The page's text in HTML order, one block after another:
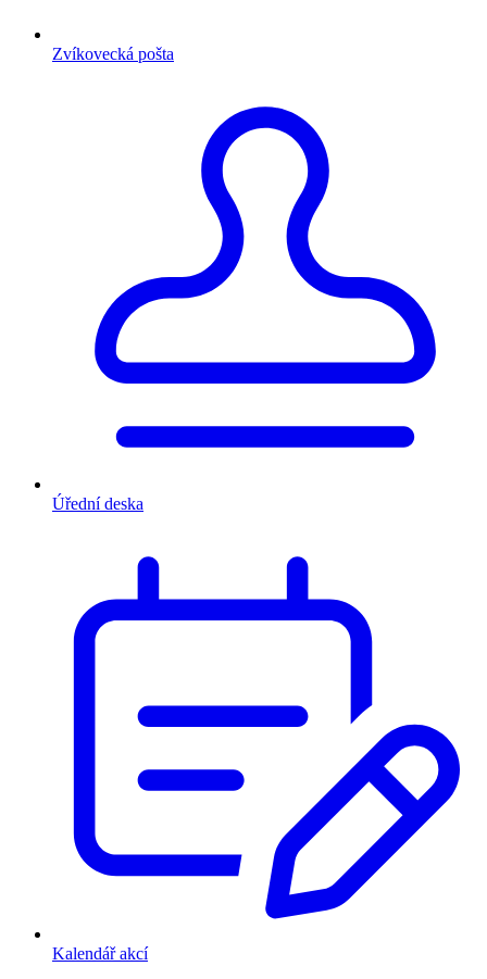
Zvíkovecká pošta
Úřední deska
Kalendář akcí